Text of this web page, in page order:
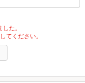
た。
てください。